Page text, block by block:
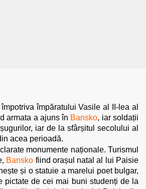
împăratului Vasile al II-lea al
armata a ajuns în Bansko, iar soldații
iar de la sfârșitul secolului al
acea perioadă.
monumente naționale. Turismul
Bansko fiind orașul natal al lui Paisie
și o statuie a marelui poet bulgar,
pictate de cei mai buni studenți de la